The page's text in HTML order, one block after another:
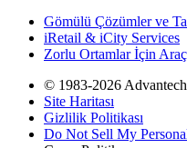
Gömülü Çözümler ve
iRetail & iCity Services
Zorlu Ortamlar İçin
© 1983-2026
Site Haritası
Gizlilik Politikası
Do Not Sell My